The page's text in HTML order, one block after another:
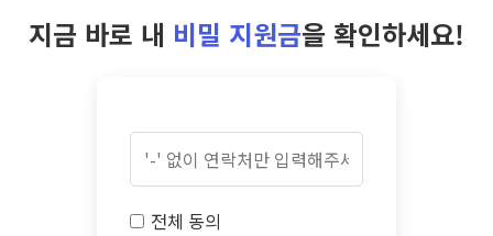
지금 바로 내 비밀 지원금을 확인하세요!
전체 동의